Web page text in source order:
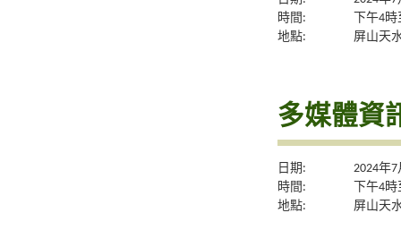
時間:
下午4
地點:
屏山天
多媒體資
日期:
2024年
時間:
下午4
地點:
屏山天